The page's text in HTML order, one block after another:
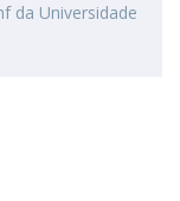
da Universidade